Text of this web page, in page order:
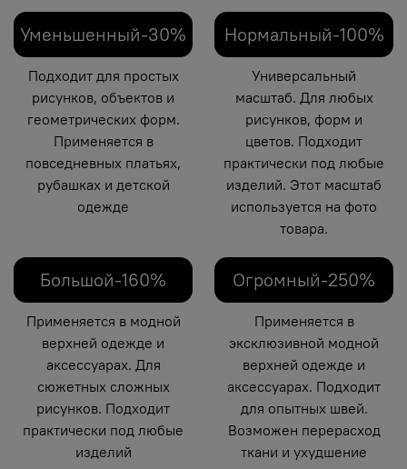
Уменьшенный-30%
Подходит для простых
рисунков, объектов и
геометрических форм.
Применяется в
повседневных платьях,
рубашках и детской
одежде
Нормальный-100%
Универсальный
масштаб. Для любых
рисунков, форм и
цветов. Подходит
практически под любые
изделий. Этот масштаб
используется на фото
товара.
Большой-160%
Применяется в модной
верхней одежде и
аксессуарах. Для
сюжетных сложных
рисунков. Подходит
практически под любые
изделий
Огромный-250%
Применяется в
эксклюзивной модной
верхней одежде и
аксессуарах. Подходит
для опытных швей.
Возможен перерасход
ткани и ухудшение